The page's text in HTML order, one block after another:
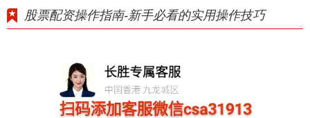
股票配资操作指南-新手必看的实用操作技巧